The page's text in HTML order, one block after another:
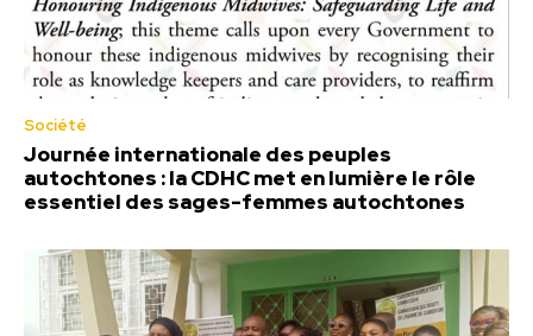
Société
Journée internationale des peuples
autochtones : la CDHC met en lumière le rôle
essentiel des sages-femmes autochtones